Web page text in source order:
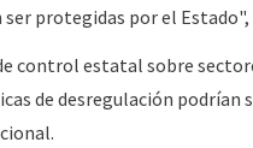
protegidas por el
control estatal sobre
de desregulación podrían